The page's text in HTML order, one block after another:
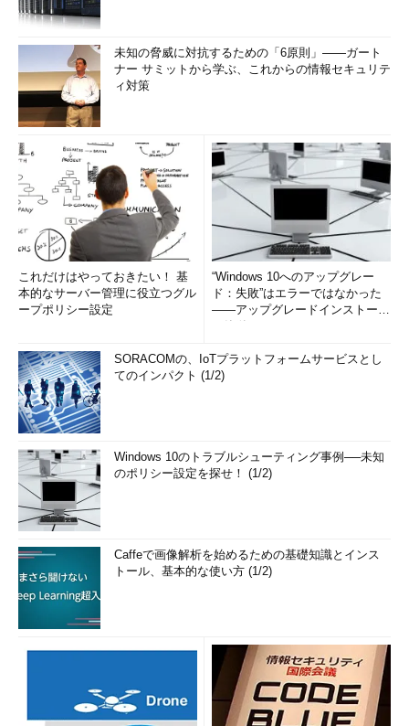
未知の脅威に対抗するための「6原則」――ガート
ナー サミットから学ぶ、これからの情報セキュリテ
ィ対策
これだけはやっておきたい！ 基
本的なサーバー管理に役立つグル
ープポリシー設定
“Windows 10へのアップグレー
ド：失敗”はエラーではなかった
――アップグレードインストール
SORACOMの、IoTプラットフォームサービスとし
てのインパクト (1/2)
Windows 10のトラブルシューティング事例──未知
のポリシー設定を探せ！ (1/2)
Caffeで画像解析を始めるための基礎知識とインス
トール、基本的な使い方 (1/2)